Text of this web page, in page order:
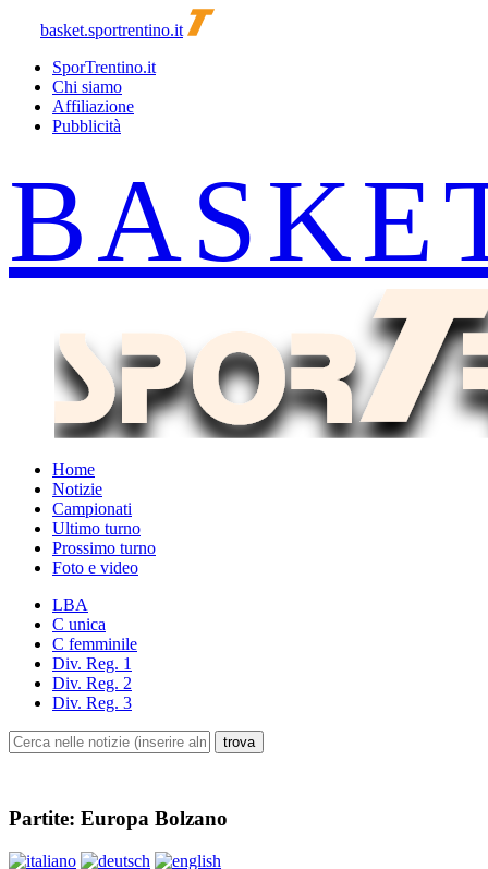
basket.sportrentino.it
SporTrentino.it
Chi siamo
Affiliazione
Pubblicità
Home
Notizie
Campionati
Ultimo turno
Prossimo turno
Foto e video
LBA
C unica
C femminile
Div. Reg. 1
Div. Reg. 2
Div. Reg. 3
Partite: Europa Bolzano